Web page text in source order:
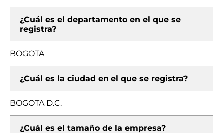
¿Cuál es el departamento en el que se
registra?
BOGOTA
¿Cuál es la ciudad en el que se registra?
BOGOTA D.C.
¿Cuál es el tamaño de la empresa?